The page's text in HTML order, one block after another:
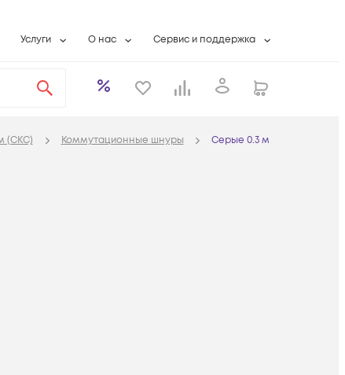
Услуги
Системная интеграция
Бесплатная намотка оптического кабеля
О нас
Контактная информация
Аккредитация ИТ
Сервис и поддержка
Контакты сервисных центров
Сервисный центр
(СКС) Коммутационные шнуры Серые 0.3 м